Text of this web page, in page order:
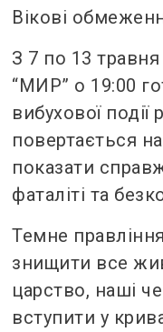
Вікові
З 7 по 13 травня
“МИР” о 19:00
вибухової
повертається
показати
фаталіті та
Темне
знищити все
царство, наші
вступити у